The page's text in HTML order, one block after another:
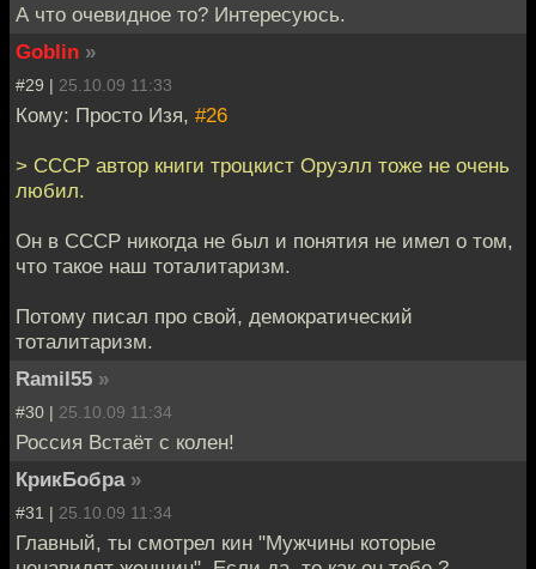
А что очевидное то? Интересуюсь.
Goblin »
#29 | 25.10.09 11:33
Кому: Просто Изя, #26
> СССР автор книги троцкист Оруэлл тоже не очень
любил.
Он в СССР никогда не был и понятия не имел о том,
что такое наш тоталитаризм.
Потому писал про свой, демократический
тоталитаризм.
Ramil55 »
#30 | 25.10.09 11:34
Россия Встаёт с колен!
КрикБобра »
#31 | 25.10.09 11:34
Главный, ты смотрел кин "Мужчины которые